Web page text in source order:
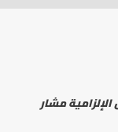
مشار